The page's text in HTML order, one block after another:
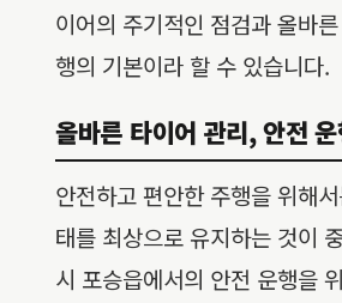
이어의 주기적인 점검과 올바
행의 기본이라 할 수 있습니다.
올바른 타이어 관리, 안전
안전하고 편안한 주행을 위해
태를 최상으로 유지하는 것이
시 포승읍에서의 안전 운행을